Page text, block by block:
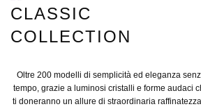
CLASSIC
COLLECTION
Oltre 200 modelli di semplicità ed eleganza
tempo, grazie a luminosi cristalli e forme audaci
ti doneranno un allure di straordinaria